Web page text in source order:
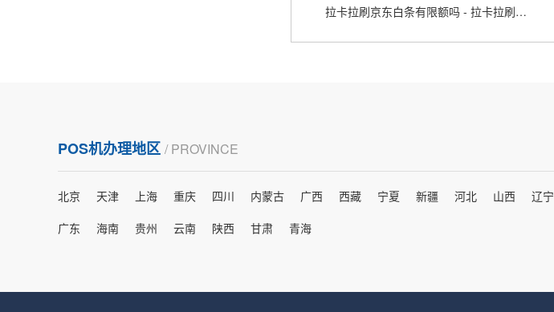
快，机器很正规，值得推荐，客服讲解很仔细，
很满意！
严先生 广西南宁
拉卡拉刷京东白条有限额吗 - 拉卡拉刷白条可以刷多少
POS机办理地区 / PROVINCE
北京 天津 上海 重庆 四川 内蒙古 广西 西藏 宁夏 新疆 河北 山西 辽宁
广东
海南 贵州 云南 陕西 甘肃 青海